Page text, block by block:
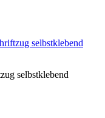
selbstklebend